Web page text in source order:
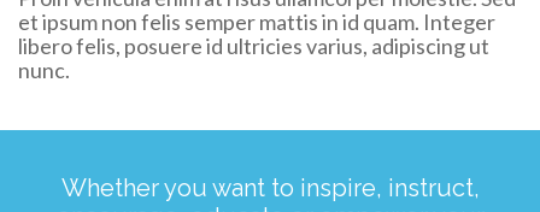
et ipsum non felis semper mattis in id quam. Integer
libero felis, posuere id ultricies varius, adipiscing ut
nunc.
Whether you want to inspire, instruct,